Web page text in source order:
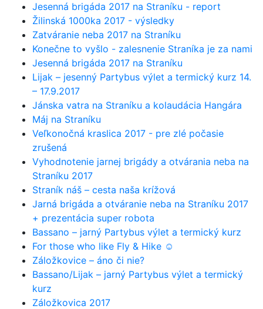
Jesenná brigáda 2017 na Straníku - report
Žilinská 1000ka 2017 - výsledky
Zatváranie neba 2017 na Straníku
Konečne to vyšlo - zalesnenie Straníka je za nami
Jesenná brigáda 2017 na Straníku
Lijak – jesenný Partybus výlet a termický kurz 14.
– 17.9.2017
Jánska vatra na Straníku a kolaudácia Hangára
Máj na Straníku
Veľkonočná kraslica 2017 - pre zlé počasie
zrušená
Vyhodnotenie jarnej brigády a otvárania neba na
Straníku 2017
Straník náš – cesta naša krížová
Jarná brigáda a otváranie neba na Straníku 2017
+ prezentácia super robota
Bassano – jarný Partybus výlet a termický kurz
For those who like Fly & Hike ☺
Záložkovice – áno či nie?
Bassano/Lijak – jarný Partybus výlet a termický
kurz
Záložkovica 2017